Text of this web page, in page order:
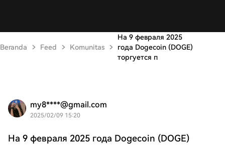
Beranda Feed Komunitas
На 9 февраля 2025
года Dogecoin (DOGE)
торгуется п
my8****@gmail.com
2025/02/09 15:20
На 9 февраля 2025 года Dogecoin (DOGE)